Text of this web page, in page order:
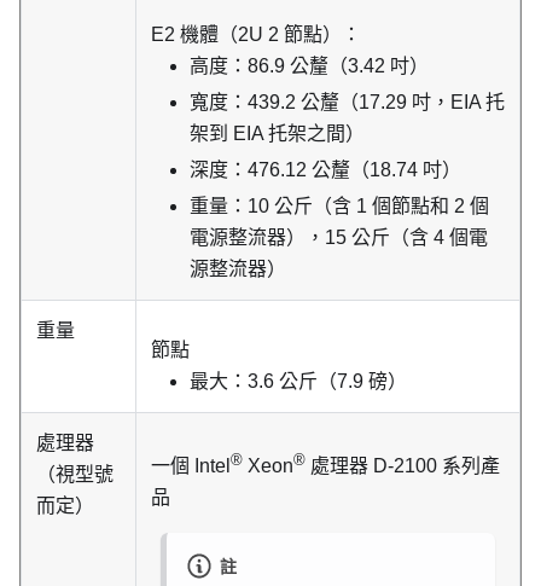
E2 機體（2U 2 節點）：
高度：86.9 公釐（3.42 吋）
寬度：439.2 公釐（17.29 吋，EIA 托
架到 EIA 托架之間）
深度：476.12 公釐（18.74 吋）
重量：10 公斤（含 1 個節點和 2 個
電源整流器），15 公斤（含 4 個電
源整流器）
重量
節點
最大：3.6 公斤（7.9 磅）
處理器
（視型號
而定）
一個 Intel ® Xeon® 處理器 D-2100 系列產
品
註